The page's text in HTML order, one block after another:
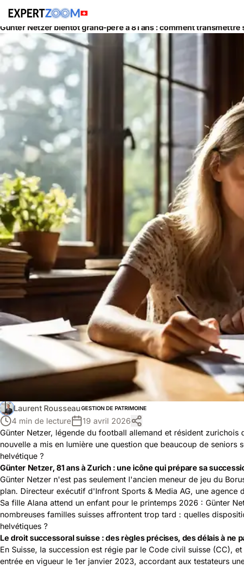
Actualités Gestion de Patrimoine
Günter Netzer bientôt grand-père à 81 ans : comment
Laurent RousseauGESTION DE PATRIMOINE
4 min de lecture
19 avril 2026
Günter Netzer, légende du football allemand et résident
nouvelle a mis en lumière une question que beaucoup de
helvétique ?
Günter Netzer, 81 ans à Zurich : une icône qui prépare sa
Günter Netzer n'est pas seulement l'ancien meneur de jeu du
plan. Directeur exécutif d'Infront Sports & Media AG, une agence
Sa fille Alana attend un enfant pour le printemps 2026 : Günter
nombreuses familles suisses affrontent trop tard : quelles
helvétiques ?
Le droit successoral suisse : des règles précises, des délais à ne
En Suisse, la succession est régie par le Code civil suisse (CC),
entrée en vigueur le 1er janvier 2023, accordant aux testateurs